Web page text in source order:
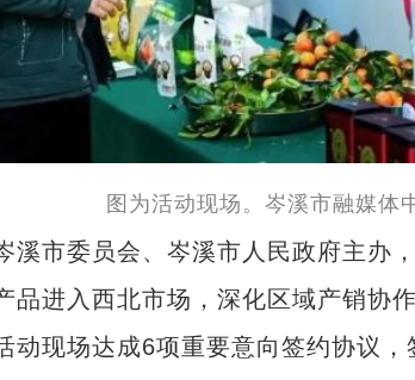
图为活动现场。岑溪市融媒体
市委员会、岑溪市人民政府主办
品进入西北市场，深化区域产销协
动现场达成6项重要意向签约协议